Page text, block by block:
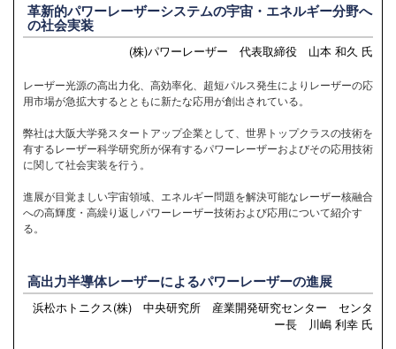
革新的パワーレーザーシステムの宇宙・エネルギー分野へ
の社会実装
(株)パワーレーザー 代表取締役 山本 和久 氏
レーザー光源の高出力化、高効率化、超短パルス発生によりレーザーの応
用市場が急拡大するとともに新たな応用が創出されている。
弊社は大阪大学発スタートアップ企業として、世界トップクラスの技術を
有するレーザー科学研究所が保有するパワーレーザーおよびその応用技術
に関して社会実装を行う。
進展が目覚ましい宇宙領域、エネルギー問題を解決可能なレーザー核融合
への高輝度・高繰り返しパワーレーザー技術および応用について紹介す
る。
高出力半導体レーザーによるパワーレーザーの進展
浜松ホトニクス(株) 中央研究所 産業開発研究センター センタ
ー長 川嶋 利幸 氏